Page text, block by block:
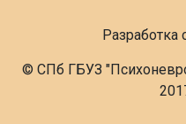
Разработка
© СПб ГБУЗ